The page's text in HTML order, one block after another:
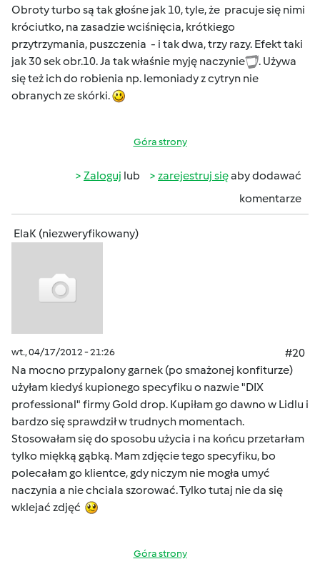
Obroty turbo są tak głośne jak 10, tyle, że pracuje się nimi
króciutko, na zasadzie wciśnięcia, krótkiego
przytrzymania, puszczenia - i tak dwa, trzy razy. Efekt taki
jak 30 sek obr.10. Ja tak właśnie myję naczynie
. Używa
się też ich do robienia np. lemoniady z cytryn nie
obranych ze skórki.
Góra strony
Zaloguj lub zarejestruj sięaby dodawać
komentarze
ElaK (niezweryfikowany)
wt., 04/17/2012 - 21:26
#20
Na mocno przypalony garnek (po smażonej konfiturze)
użyłam kiedyś kupionego specyfiku o nazwie "DIX
professional" firmy Gold drop. Kupiłam go dawno w Lidlu i
bardzo się sprawdził w trudnych momentach.
Stosowałam się do sposobu użycia i na końcu przetarłam
tylko miękką gąbką. Mam zdjęcie tego specyfiku, bo
polecałam go klientce, gdy niczym nie mogła umyć
naczynia a nie chciala szorować. Tylko tutaj nie da się
wklejać zdjęć
Góra strony